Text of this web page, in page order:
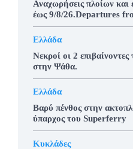
Αναχωρήσεις πλοίων
έως 9/8/26.Departures
Ελλάδα
Νεκροί οι 2
στην Ψάθα.
Ελλάδα
Βαρύ πένθος στην
ύπαρχος του Superferry
Κυκλάδες